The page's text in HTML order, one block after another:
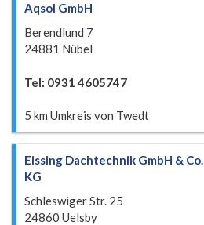
Aqsol GmbH
Berendlund 7
24881 Nübel
Tel: 0931 4605747
5 km Umkreis von Twedt
Eissing Dachtechnik GmbH & Co.
KG
Schleswiger Str. 25
24860 Uelsby